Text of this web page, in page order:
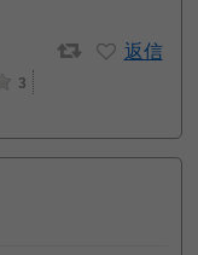
返信
3